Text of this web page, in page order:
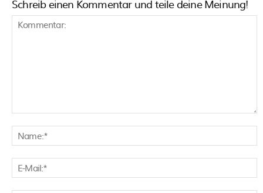
Schreib einen Kommentar und teile deine Meinung!